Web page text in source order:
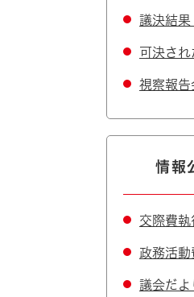
議決結果
可決さ
視察報告
情報
交際費執
政務活動
議会だよ